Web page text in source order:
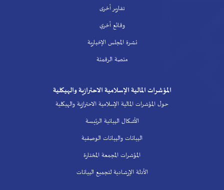
تقارير أخرى
وقائع أخري
نشرة المجلس الإخبارية
منصة الرقمنة
المؤشرات المالية الإسلامية الاحترازية والهيكلية
حول المؤشرات المالية الإسلامية الاحترازية والهيكلية
الأشكال البيانية الرئيسة
البيانات والبيانات الوصفية
المؤشرات المجمعة المختارة
الأدلة الإرشادية لتجميع البيانات